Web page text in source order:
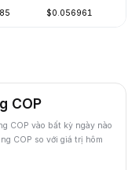
$0.056961
COP
COP vào bất kỳ ngày nào
COP so với giá trị hôm